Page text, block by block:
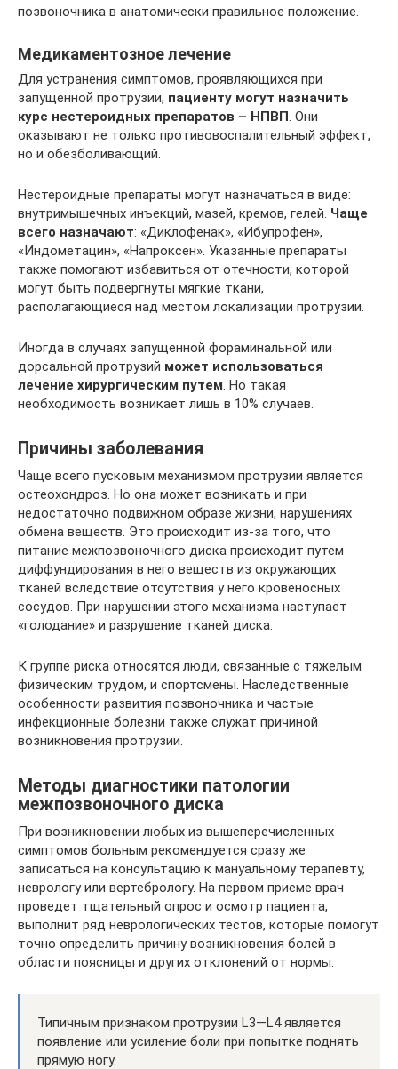
позвоночника в анатомически правильное положение.
Медикаментозное лечение
Для устранения симптомов, проявляющихся при
запущенной протрузии, пациенту могут назначить
курс нестероидных препаратов – НПВП. Они
оказывают не только противовоспалительный эффект,
но и обезболивающий.
Нестероидные препараты могут назначаться в виде:
внутримышечных инъекций, мазей, кремов, гелей. Чаще
всего назначают: «Диклофенак», «Ибупрофен»,
«Индометацин», «Напроксен». Указанные препараты
также помогают избавиться от отечности, которой
могут быть подвергнуты мягкие ткани,
располагающиеся над местом локализации протрузии.
Иногда в случаях запущенной фораминальной или
дорсальной протрузий может использоваться
лечение хирургическим путем. Но такая
необходимость возникает лишь в 10% случаев.
Причины заболевания
Чаще всего пусковым механизмом протрузии является
остеохондроз. Но она может возникать и при
недостаточно подвижном образе жизни, нарушениях
обмена веществ. Это происходит из-за того, что
питание межпозвоночного диска происходит путем
диффундирования в него веществ из окружающих
тканей вследствие отсутствия у него кровеносных
сосудов. При нарушении этого механизма наступает
«голодание» и разрушение тканей диска.
К группе риска относятся люди, связанные с тяжелым
физическим трудом, и спортсмены. Наследственные
особенности развития позвоночника и частые
инфекционные болезни также служат причиной
возникновения протрузии.
Методы диагностики патологии
межпозвоночного диска
При возникновении любых из вышеперечисленных
симптомов больным рекомендуется сразу же
записаться на консультацию к мануальному терапевту,
неврологу или вертебрологу. На первом приеме врач
проведет тщательный опрос и осмотр пациента,
выполнит ряд неврологических тестов, которые помогут
точно определить причину возникновения болей в
области поясницы и других отклонений от нормы.
Типичным признаком протрузии L3—L4 является
появление или усиление боли при попытке поднять
прямую ногу.